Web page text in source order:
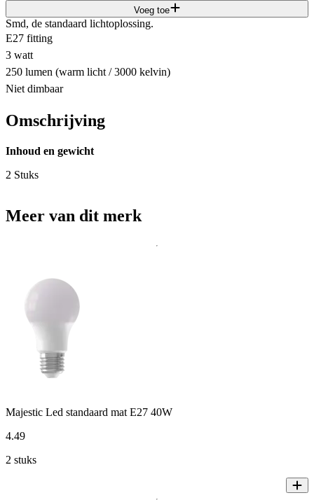
Voeg toe
Smd, de standaard lichtoplossing.
E27 fitting
3 watt
250 lumen (warm licht / 3000 kelvin)
Niet dimbaar
Omschrijving
Inhoud en gewicht
2 Stuks
Meer van dit merk
Majestic Led standaard mat E27 40W
4.49
2 stuks